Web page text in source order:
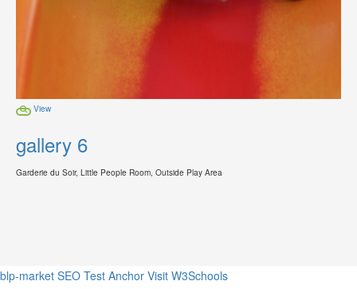
View
gallery 6
Garderie du Soir, Little People Room, Outside Play Area
blp-market SEO Test Anchor Visit W3Schools